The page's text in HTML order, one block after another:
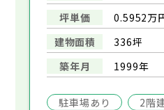
坪単価
0.5952万
建物面積
336坪
築年月
1999年
駐車場あり 2階